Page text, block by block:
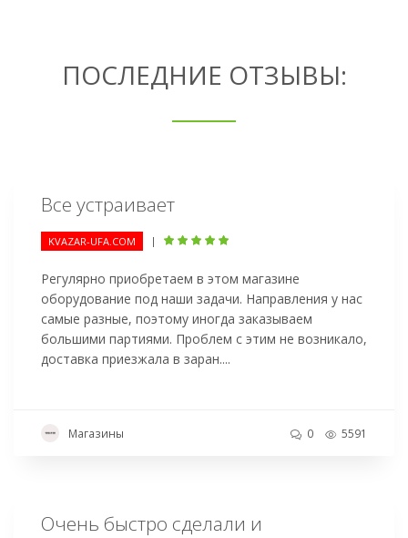
ПОСЛЕДНИЕ ОТЗЫВЫ:
Все устраивает
KVAZAR-UFA.COM |
Регулярно приобретаем в этом магазине
оборудование под наши задачи. Направления у нас
самые разные, поэтому иногда заказываем
большими партиями. Проблем с этим не возникало,
доставка приезжала в заран....
Магазины 0 5591
Очень быстро сделали и